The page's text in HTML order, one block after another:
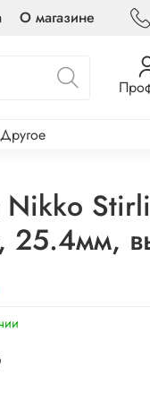
О магазине
Другое
25.4мм,